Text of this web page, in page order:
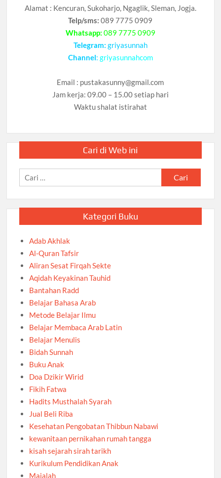
Alamat : Kencuran, Sukoharjo, Ngaglik, Sleman, Jogja.
Telp/sms: 089 7775 0909
Whatsapp: 089 7775 0909
Telegram: griyasunnah
Channel: griyasunnahcom
Email : pustakasunny@gmail.com
Jam kerja: 09.00 – 15.00 setiap hari
Waktu shalat istirahat
Cari di Web ini
Cari
untuk:
Kategori Buku
Adab Akhlak
Al-Quran Tafsir
Aliran Sesat Firqah Sekte
Aqidah Keyakinan Tauhid
Bantahan Radd
Belajar Bahasa Arab
Metode Belajar Ilmu
Belajar Membaca Arab Latin
Belajar Menulis
Bidah Sunnah
Buku Anak
Doa Dzikir Wirid
Fikih Fatwa
Hadits Musthalah Syarah
Jual Beli Riba
Kesehatan Pengobatan Thibbun Nabawi
kewanitaan pernikahan rumah tangga
kisah sejarah sirah tarikh
Kurikulum Pendidikan Anak
Majalah